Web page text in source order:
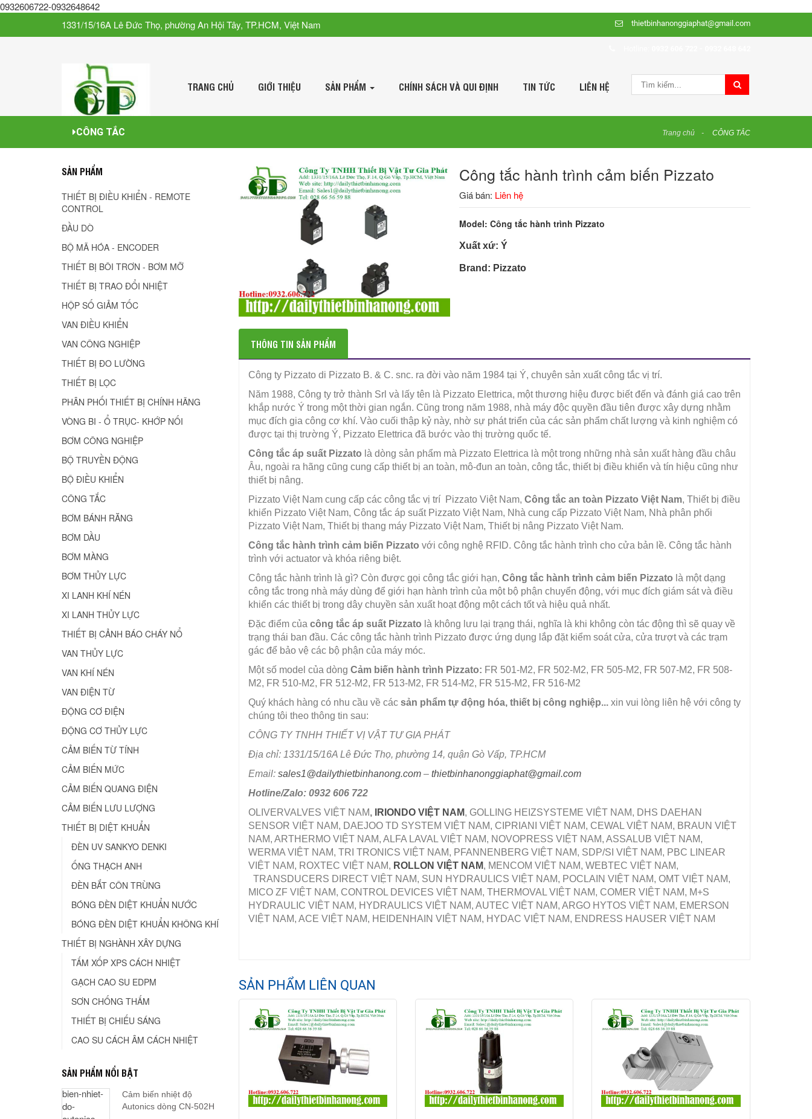
0932606722-0932648642
1331/15/16A Lê Đức Thọ, phường An Hội Tây, TP.HCM, Việt Nam
thietbinhanonggiaphat@gmail.com
TRANG CHỦ GIỚI THIỆU SẢN PHẨM CHÍNH SÁCH VÀ QUI ĐỊNH TIN TỨC LIÊN HỆ
CÔNG TẮC Trang chủ CÔNG TẮC
Công tắc hành trình cảm biến Pizzato
Giá bán: Liên hệ
Model: Công tắc hành trình Pizzato
Xuất xứ: Ý
Brand: Pizzato
THÔNG TIN SẢN PHẨM
Công ty Pizzato di Pizzato B. & C. snc. ra đời vào năm 1984 tại Ý, chuyên sản xuất công tắc vị trí.
Năm 1988, Công ty trở thành Srl và lấy tên là Pizzato Elettrica, một thương hiệu được biết đến và đánh giá cao trên
khắp nước Ý trong một thời gian ngắn. Cũng trong năm 1988, nhà máy độc quyền đầu tiên được xây dựng nhằm
mục đích gia công cơ khí. Vào cuối thập kỷ này, nhờ sự phát triển của các sản phẩm chất lượng và kinh nghiệm có
được tại thị trường Ý, Pizzato Elettrica đã bước vào thị trường quốc tế.
Công tắc áp suất Pizzato là dòng sản phẩm mà Pizzato Elettrica là một trong những nhà sản xuất hàng đầu châu
Âu, ngoài ra hãng cũng cung cấp thiết bị an toàn, mô-đun an toàn, công tắc, thiết bị điều khiển và tín hiệu cũng như
thiết bị nâng.
Pizzato Việt Nam cung cấp các công tắc vị trí Pizzato Việt Nam, Công tắc an toàn Pizzato Việt Nam, Thiết bị điều
khiển Pizzato Việt Nam, Công tắc áp suất Pizzato Việt Nam, Nhà cung cấp Pizzato Việt Nam, Nhà phân phối
Pizzato Việt Nam, Thiết bị thang máy Pizzato Việt Nam, Thiết bị nâng Pizzato Việt Nam.
Công tắc hành trình cảm biến Pizzato với công nghệ RFID. Công tắc hành trình cho cửa bản lề. Công tắc hành
trình với actuator và khóa riêng biệt.
Công tắc hành trình là gì? Còn được gọi công tắc giới hạn, Công tắc hành trình cảm biến Pizzato là một dạng
công tắc trong nhà máy dùng để giới hạn hành trình của một bộ phận chuyển động, với mục đích giám sát và điều
khiển các thiết bị trong dây chuyền sản xuất hoạt động một cách tốt và hiệu quả nhất.
Đặc điểm của công tắc áp suất Pizzato là không lưu lại trạng thái, nghĩa là khi không còn tác động thì sẽ quay về
trạng thái ban đầu. Các công tắc hành trình Pizzato được ứng dụng lắp đặt kiểm soát cửa, cửa trượt và các trạm
gác để bảo vệ các bộ phận của máy móc.
Một số model của dòng Cảm biến hành trình Pizzato: FR 501-M2, FR 502-M2, FR 505-M2, FR 507-M2, FR 508-
M2, FR 510-M2, FR 512-M2, FR 513-M2, FR 514-M2, FR 515-M2, FR 516-M2
Quý khách hàng có nhu cầu về các sản phẩm tự động hóa, thiết bị công nghiệp...xin vui lòng liên hệ với công ty
chúng tôi theo thông tin sau:
CÔNG TY TNHH THIẾT VỊ VẬT TƯ GIA PHÁT
Địa chỉ: 1331/15/16A Lê Đức Thọ, phường 14, quận Gò Vấp, TP.HCM
Email: sales1@dailythietbinhanong.com– thietbinhanonggiaphat@gmail.com
Hotline/Zalo: 0932 606 722
OLIVERVALVES VIỆT NAM, IRIONDO VIỆT NAM, GOLLING HEIZSYSTEME VIỆT NAM, DHS DAEHAN
SENSOR VIỆT NAM, DAEJOO TD SYSTEM VIỆT NAM, CIPRIANI VIỆT NAM, CEWAL VIỆT NAM, BRAUN VIỆT
NAM, ARTHERMO VIỆT NAM, ALFA LAVAL VIỆT NAM, NOVOPRESS VIỆT NAM, ASSALUB VIỆT NAM,
WERMA VIỆT NAM, TRI TRONICS VIỆT NAM, PFANNENBERG VIỆT NAM, SDP/SI VIỆT NAM, PBC LINEAR
VIỆT NAM, ROXTEC VIỆT NAM, ROLLON VIỆT NAM, MENCOM VIỆT NAM, WEBTEC VIỆT NAM,
TRANSDUCERS DIRECT VIỆT NAM, SUN HYDRAULICS VIỆT NAM, POCLAIN VIỆT NAM, OMT VIỆT NAM,
MICO ZF VIỆT NAM, CONTROL DEVICES VIỆT NAM, THERMOVAL VIỆT NAM, COMER VIỆT NAM, M+S
HYDRAULIC VIỆT NAM, HYDRAULICS VIỆT NAM, AUTEC VIỆT NAM, ARGO HYTOS VIỆT NAM, EMERSON
VIỆT NAM, ACE VIỆT NAM, HEIDENHAIN VIỆT NAM, HYDAC VIỆT NAM, ENDRESS HAUSER VIỆT NAM
SẢN PHẨM LIÊN QUAN
SẢN PHẨM
THIẾT BỊ ĐIỀU KHIỂN - REMOTE
CONTROL
ĐẦU DÒ
BỘ MÃ HÓA - ENCODER
THIẾT BỊ BÔI TRƠN - BƠM MỠ
THIẾT BỊ TRAO ĐỔI NHIỆT
HỘP SỐ GIẢM TỐC
VAN ĐIỀU KHIỂN
VAN CÔNG NGHIỆP
THIẾT BỊ ĐO LƯỜNG
THIẾT BỊ LỌC
PHÂN PHỐI THIẾT BỊ CHÍNH HÃNG
VÒNG BI - Ổ TRỤC- KHỚP NỐI
BƠM CÔNG NGHIỆP
BỘ TRUYỀN ĐỘNG
BỘ ĐIỀU KHIỂN
CÔNG TẮC
BƠM BÁNH RĂNG
BƠM DẦU
BƠM MÀNG
BƠM THỦY LỰC
XI LANH KHÍ NÉN
XI LANH THỦY LỰC
THIẾT BỊ CẢNH BÁO CHÁY NỔ
VAN THỦY LỰC
VAN KHÍ NÉN
VAN ĐIỆN TỪ
ĐỘNG CƠ ĐIỆN
ĐỘNG CƠ THỦY LỰC
CẢM BIẾN TỪ TÍNH
CẢM BIẾN MỨC
CẢM BIẾN QUANG ĐIỆN
CẢM BIẾN LƯU LƯỢNG
THIẾT BỊ DIỆT KHUẨN
ĐÈN UV SANKYO DENKI
ỐNG THẠCH ANH
ĐÈN BẮT CÔN TRÙNG
BÓNG ĐÈN DIỆT KHUẨN NƯỚC
BÓNG ĐÈN DIỆT KHUẨN KHÔNG KHÍ
THIẾT BỊ NGHÀNH XÂY DỰNG
TẤM XỐP XPS CÁCH NHIỆT
GẠCH CAO SU EDPM
SƠN CHỐNG THẤM
THIẾT BỊ CHIẾU SÁNG
CAO SU CÁCH ÂM CÁCH NHIỆT
SẢN PHẨM NỔI BẬT
Cảm biến nhiệt độ
Autonics dòng CN-502H